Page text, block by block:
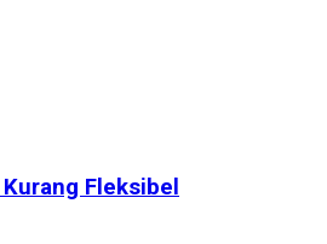
Fleksibel